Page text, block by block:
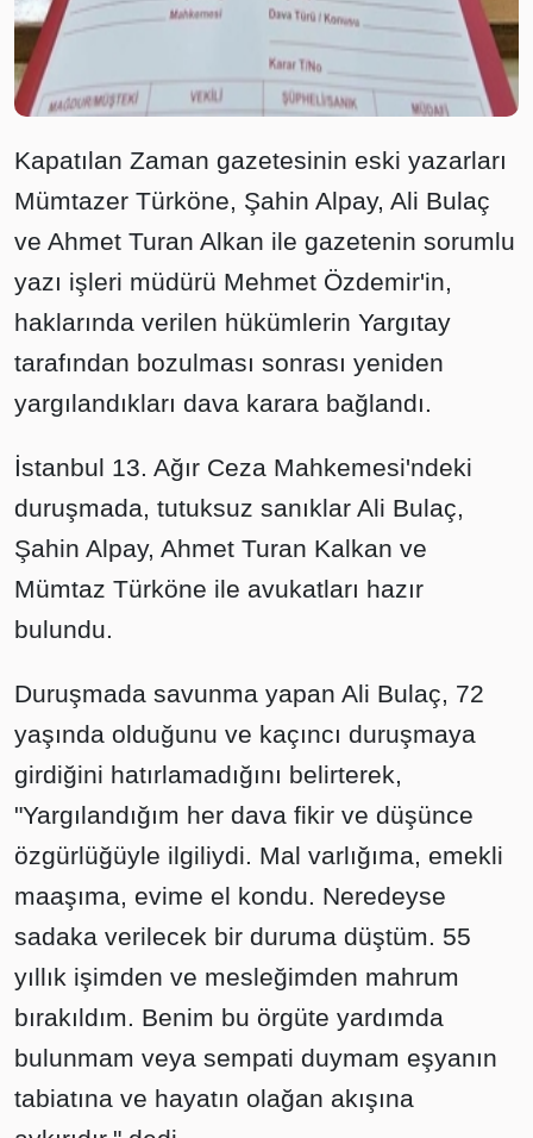
Kapatılan Zaman gazetesinin eski yazarları
Mümtazer Türköne, Şahin Alpay, Ali Bulaç
ve Ahmet Turan Alkan ile gazetenin sorumlu
yazı işleri müdürü Mehmet Özdemir'in,
haklarında verilen hükümlerin Yargıtay
tarafından bozulması sonrası yeniden
yargılandıkları dava karara bağlandı.
İstanbul 13. Ağır Ceza Mahkemesi'ndeki
duruşmada, tutuksuz sanıklar Ali Bulaç,
Şahin Alpay, Ahmet Turan Kalkan ve
Mümtaz Türköne ile avukatları hazır
bulundu.
Duruşmada savunma yapan Ali Bulaç, 72
yaşında olduğunu ve kaçıncı duruşmaya
girdiğini hatırlamadığını belirterek,
"Yargılandığım her dava fikir ve düşünce
özgürlüğüyle ilgiliydi. Mal varlığıma, emekli
maaşıma, evime el kondu. Neredeyse
sadaka verilecek bir duruma düştüm. 55
yıllık işimden ve mesleğimden mahrum
bırakıldım. Benim bu örgüte yardımda
bulunmam veya sempati duymam eşyanın
tabiatına ve hayatın olağan akışına